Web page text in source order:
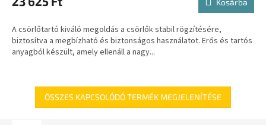
Kosárba
A csörlőtartó kiváló megoldás a csörlők stabil rögzítésére,
biztosítva a megbízható és biztonságos használatot. Erős és tartós
anyagból készült, amely ellenáll a nagy...
ÖSSZES KAPCSOLÓDÓ TERMÉK MEGJELENÍTÉSE